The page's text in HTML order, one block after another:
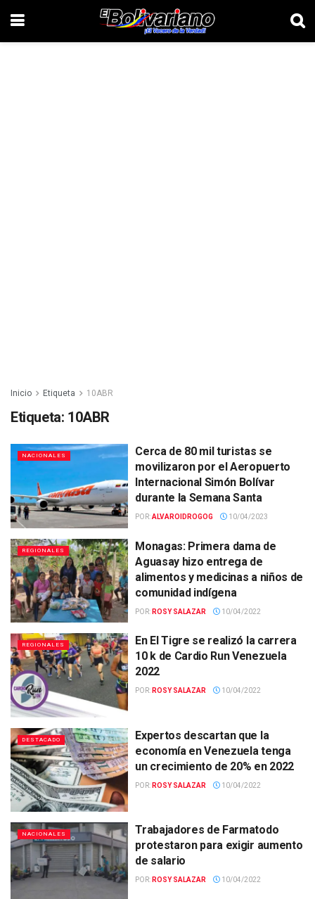
Inicio Etiqueta 10ABR
Etiqueta: 10ABR
NACIONALES
Cerca de 80 mil turistas se
movilizaron por el Aeropuerto
Internacional Simón Bolívar
durante la Semana Santa
POR:ALVAROIDROGOG 10/04/2023
REGIONALES
Monagas: Primera dama de
Aguasay hizo entrega de
alimentos y medicinas a niños de
comunidad indígena
POR: ROSY SALAZAR 10/04/2022
REGIONALES
En El Tigre se realizó la carrera
10 k de Cardio Run Venezuela
2022
POR: ROSY SALAZAR 10/04/2022
DESTACADO
Expertos descartan que la
economía en Venezuela tenga
un crecimiento de 20% en 2022
POR: ROSY SALAZAR 10/04/2022
NACIONALES
Trabajadores de Farmatodo
protestaron para exigir aumento
de salario
POR: ROSY SALAZAR 10/04/2022